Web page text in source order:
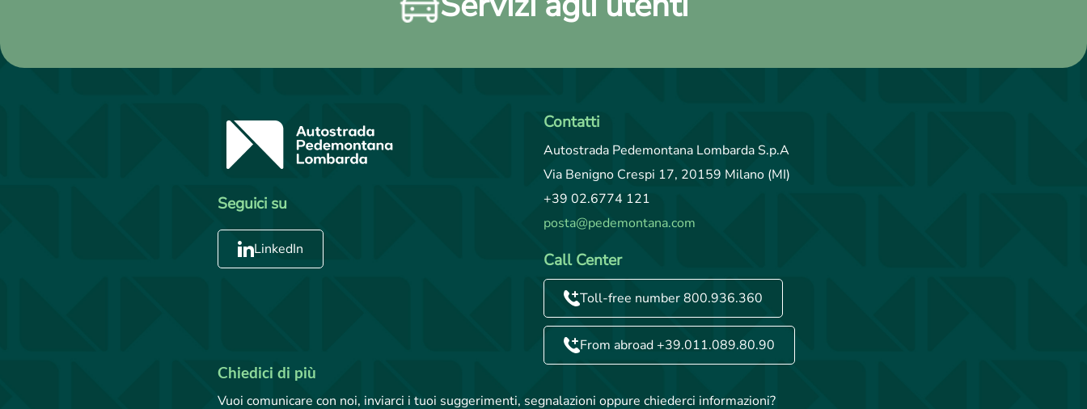
Seguici su
LinkedIn
Contatti
Autostrada Pedemontana Lombarda S.p.A
Via Benigno Crespi 17, 20159 Milano (MI)
+39 02.6774 121
posta@pedemontana.com
Call Center
Toll-free number 800.936.360
From abroad +39.011.089.80.90
Chiedici di più
Vuoi comunicare con noi, inviarci i tuoi suggerimenti, segnalazioni oppure chiederci informazioni?